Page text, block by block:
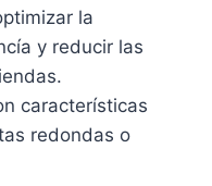
la
y reducir las
características
redondas o